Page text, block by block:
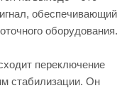
обеспечивающий
оборудования.
переключение
стабилизации. Он